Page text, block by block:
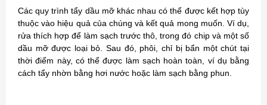
Các quy trình tẩy dầu mỡ khác nhau có thể được kết hợp tùy
thuộc vào hiệu quả của chúng và kết quả mong muốn. Ví dụ,
rửa thích hợp để làm sạch trước thô, trong đó chip và một số
dầu mỡ được loại bỏ. Sau đó, phôi, chỉ bị bẩn một chút tại
thời điểm này, có thể được làm sạch hoàn toàn, ví dụ bằng
cách tẩy nhờn bằng hơi nước hoặc làm sạch bằng phun.